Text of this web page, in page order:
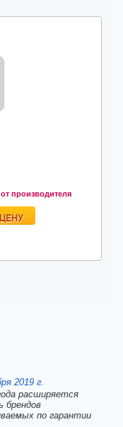
производителя
2019 г.
расширяется
брендов
по гарантии